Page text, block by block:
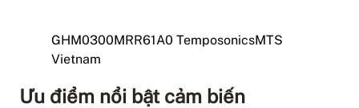
GHM0300MRR61A0 TemposonicsMTS
Vietnam
Ưu điểm nổi bật cảm biến